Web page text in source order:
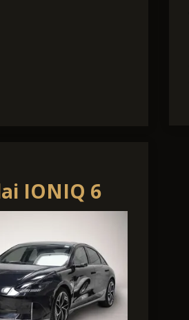
IONIQ 6
Navi
Cockpit